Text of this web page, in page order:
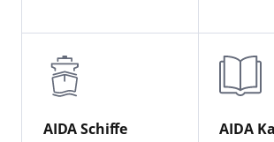
AIDA Schiffe AIDA